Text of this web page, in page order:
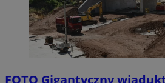
FOTO Gigantyczny